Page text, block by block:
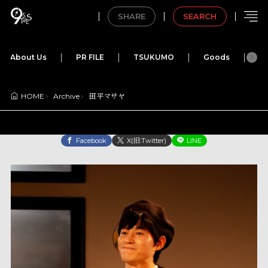
SHARE SEARCH
About Us PR FILE TSUKUMO Goods
HOME Archive 田平マサヤ
Facebook X(旧:Twitter) LINE